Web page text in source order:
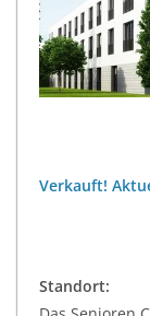
Verkauft!
Standort: